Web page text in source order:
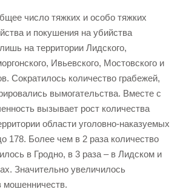
число тяжких и особо тяжких
и покушения на убийства
на территории Лидского,
Ивьевского, Мостовского и
Сократилось количество грабежей,
вымогательства. Вместе с
вызывает рост количества
области уголовно-наказуемых
178. Более чем в 2 раза количество
в Гродно, в 3 раза – в Лидском и
Значительно увеличилось
мошенничеств.